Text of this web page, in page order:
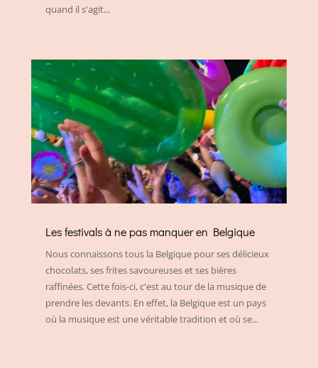
quand il s'agit...
Les festivals à ne pas manquer en Belgique
Nous connaissons tous la Belgique pour ses délicieux
chocolats, ses frites savoureuses et ses bières
raffinées. Cette fois-ci, c'est au tour de la musique de
prendre les devants. En effet, la Belgique est un pays
où la musique est une véritable tradition et où se...